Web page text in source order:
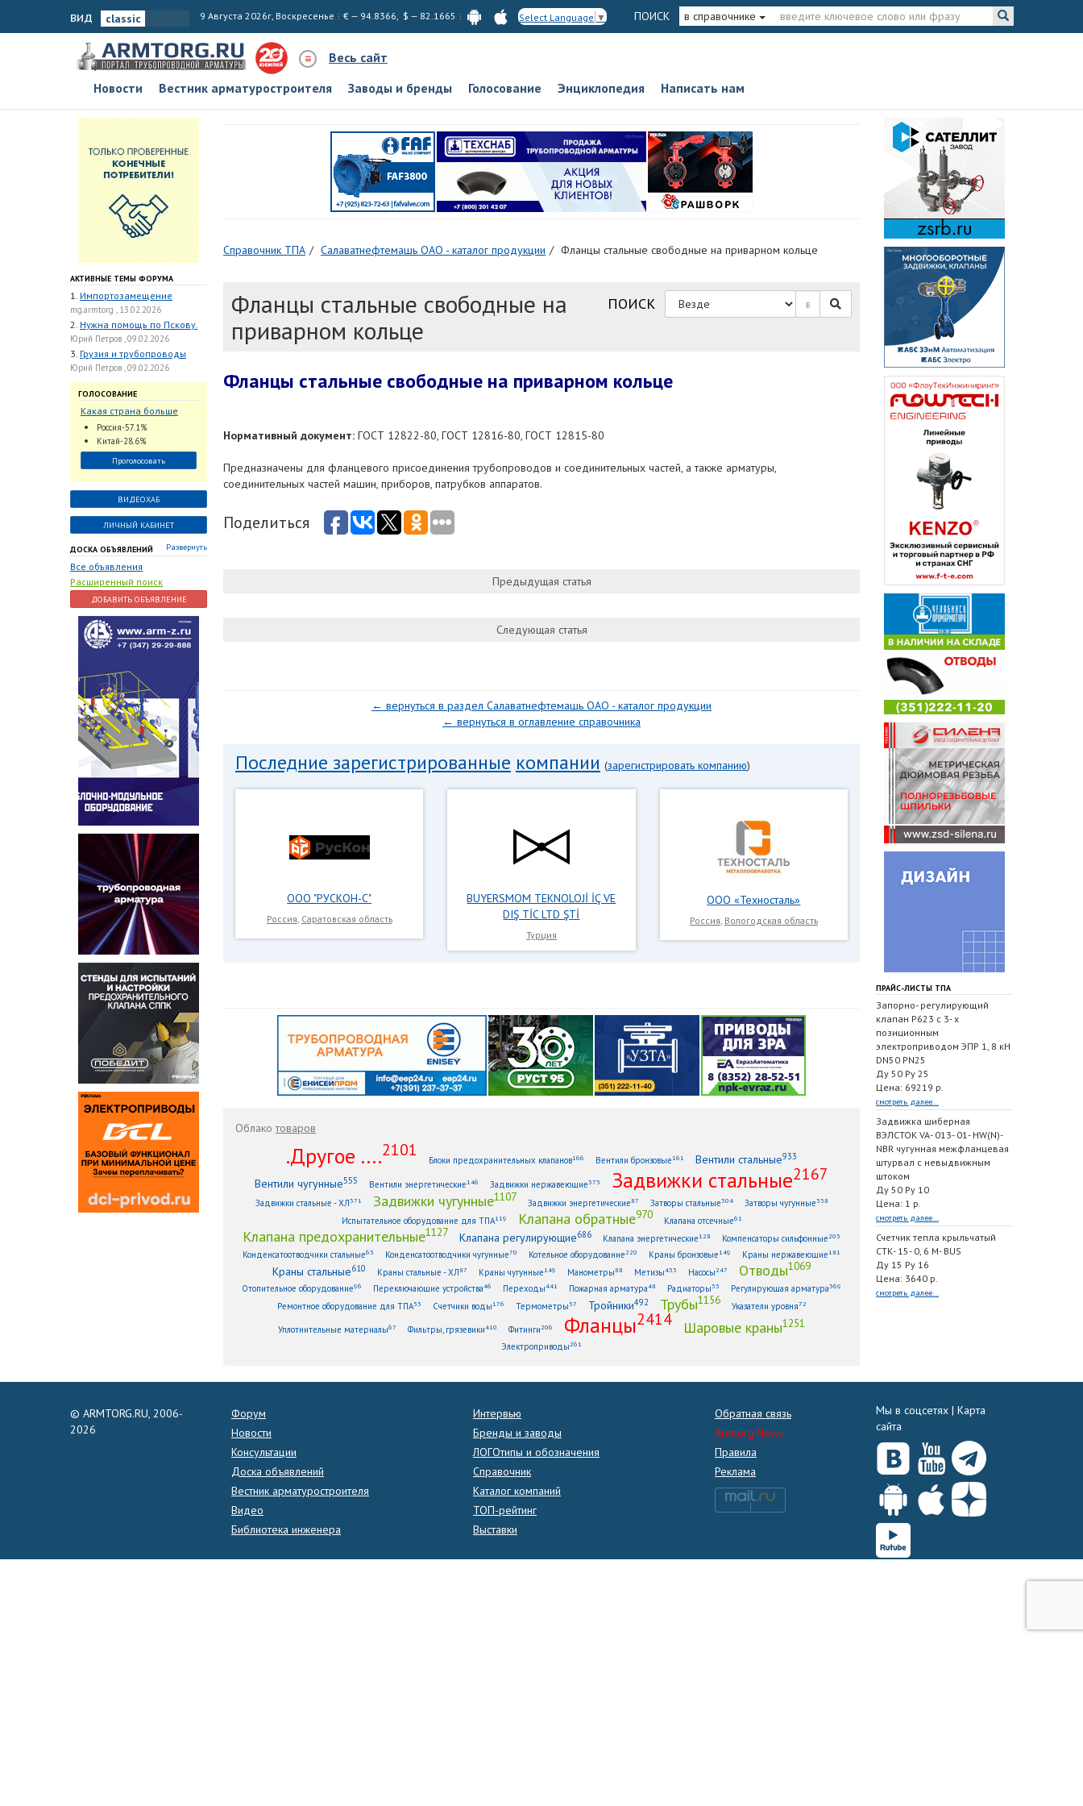
вид 9 Августа 2026г, Воскресенье € — 94.8366, $ — 82.1665 Select Language ▼ ПОИСК в справочнике
Весь сайт
Новости
Вестник арматуростроителя Заводы и бренды Голосование Энциклопедия Написать нам
АКТИВНЫЕ ТЕМЫ ФОРУМА
1. Импортозамещение
mg.armtorg , 13.02.2026
2. Нужна помощь по Пскову.
Юрий Петров , 09.02.2026
3. Грузия и трубопроводы
Юрий Петров , 09.02.2026
ГОЛОСОВАНИЕ
Какая страна больше
всего поставляет
трубопроводную
арматуру в химическую
отрасль?
Россия-57.1%
Китай-28.6%
Проголосовать
ВИДЕОХАБ
ЛИЧНЫЙ КАБИНЕТ
ДОСКА ОБЪЯВЛЕНИЙ Развернуть
Все объявления
Расширенный поиск
ДОБАВИТЬ ОБЪЯВЛЕНИЕ
Справочник ТПА Салаватнефтемашь ОАО - каталог продукции Фланцы стальные свободные на приварном кольце
Фланцы стальные свободные на
приварном кольце
ПОИСК
Фланцы стальные свободные на приварном кольце
Нормативный документ: ГОСТ 12822-80, ГОСТ 12816-80, ГОСТ 12815-80
Предназначены для фланцевого присоединения трубопроводов и соединительных частей, а также арматуры,
соединительных частей машин, приборов, патрубков аппаратов.
Поделиться
Предыдущая статья
Следующая статья
← вернуться в раздел Салаватнефтемашь ОАО - каталог продукции
← вернуться в оглавление справочника
Последние зарегистрированные компании (зарегистрировать компанию)
ООО "РУСКОН-С"
Россия, Саратовская область
BUYERSMOM TEKNOLOJİ İÇ VE
DIŞ TİC LTD ŞTİ
Турция
ООО «Техносталь»
Россия Вологодская область
Облакотоваров
.Другое ....2101
Блоки предохранительных клапанов166 Вентили бронзовые161 Вентили стальные933
Вентили чугунные555 Вентили энергетические146 Задвижки нержавеющие373 Задвижки стальные2167
Задвижки стальные - ХЛ371 Задвижки чугунные1107 Задвижки энергетические87 Затворы стальные304 Затворы чугунные338
Испытательное оборудование для ТПА119 Клапана обратные970 Клапана отсечные61
Клапана предохранительные1127 Клапана регулирующие686 Клапана энергетические128 Компенсаторы сильфонные 203
Конденсатоотводчики стальные63 Конденсатоотводчики чугунные70 Котельное оборудование 220 Краны бронзовые149 Краны нержавеющие181
Краны стальные610 Краны стальные - ХЛ87 Краны чугунные149 Манометры88 Метизы433 Насосы 247 Отводы1069
Отопительное оборудование96 Переключающие устройства46 Переходы441 Пожарная арматура48 Радиаторы33 Регулирующая арматура369
Ремонтное оборудование для ТПА53 Счетчики воды176 Термометры 57 Тройники492 Трубы1156 Указатели уровня72
Уплотнительные материалы67 Фильтры, грязевики410 Фитинги 206 Фланцы2414 Шаровые краны1251
Электроприводы 261
ПРАЙС-ЛИСТЫ ТПА
Запорно- регулирующий
клапан Р623 с 3- х
позиционным
электроприводом ЭПР 1, 8 кН
DN50 PN25
Ду 50 Ру 25
Цена: 69219 р.
смотреть далее...
Задвижка шиберная
ВЭЛСТОК VA- 013- 01- HW(N)-
NBR чугунная межфланцевая
штурвал с невыдвижным
штоком
Ду 50 Ру 10
Цена: 1 р.
смотреть далее...
Счетчик тепла крыльчатый
СТК- 15- 0, 6 M- BUS
Ду 15 Ру 16
Цена: 3640 р.
смотреть далее...
© ARMTORG.RU, 2006-
2026
Форум
Новости
Консультации
Доска объявлений
Вестник арматуростроителя
Видео
Библиотека инженера
Интервью
Бренды и заводы
ЛОГОтипы и обозначения
Справочник
Каталог компаний
ТОП-рейтинг
Выставки
Обратная связь
Armtorg.News
Правила
Реклама
Мы в соцсетях | Карта
сайта